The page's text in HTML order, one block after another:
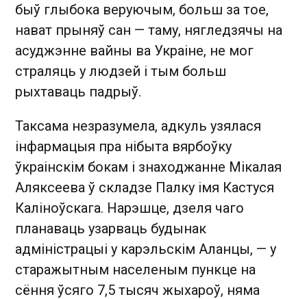
быў глыбока веруючым, больш за тое,
нават прыняў сан — таму, нягледзячы на
асуджэнне вайны ва Украіне, не мог
страляць у людзей і тым больш
рыхтаваць падрыў.
Таксама незразумела, адкуль узялася
інфармацыя пра нібыта вярбоўку
ўкраінскім бокам і знаходжанне Мікалая
Аляксеева ў складзе Палку імя Кастуся
Каліноўскага. Нарэшце, дзеля чаго
планаваць узарваць будынак
адміністрацыі у карэльскім Аланцы, — у
старажытным населеным пункце на
сёння ўсяго 7,5 тысяч жыхароў, няма